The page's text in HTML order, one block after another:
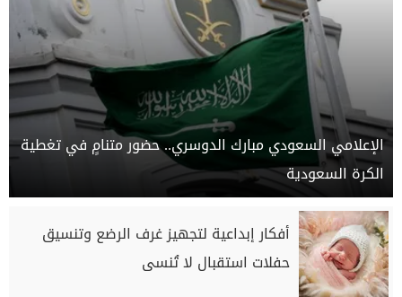
الإعلامي السعودي مبارك الدوسري.. حضور متنامٍ في تغطية
الكرة السعودية
أفكار إبداعية لتجهيز غرف الرضع وتنسيق
حفلات استقبال لا تُنسى